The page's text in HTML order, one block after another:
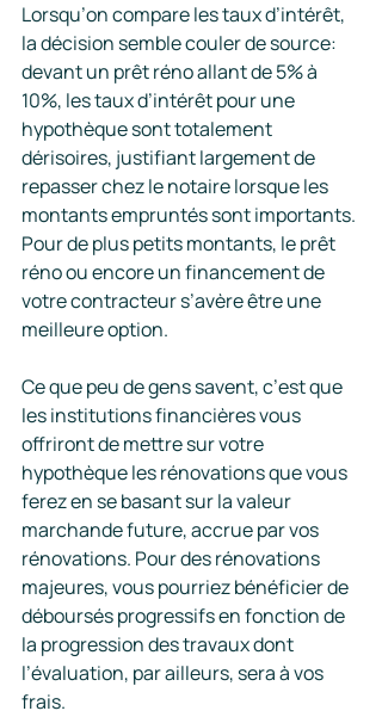
Lorsqu’on compare les taux d’intérêt,
la décision semble couler de source:
devant un prêt réno allant de 5% à
10%, les taux d’intérêt pour une
hypothèque sont totalement
dérisoires, justifiant largement de
repasser chez le notaire lorsque les
montants empruntés sont importants.
Pour de plus petits montants, le prêt
réno ou encore un financement de
votre contracteur s’avère être une
meilleure option.
Ce que peu de gens savent, c’est que
les institutions financières vous
offriront de mettre sur votre
hypothèque les rénovations que vous
ferez en se basant sur la valeur
marchande future, accrue par vos
rénovations. Pour des rénovations
majeures, vous pourriez bénéficier de
déboursés progressifs en fonction de
la progression des travaux dont
l’évaluation, par ailleurs, sera à vos
frais.